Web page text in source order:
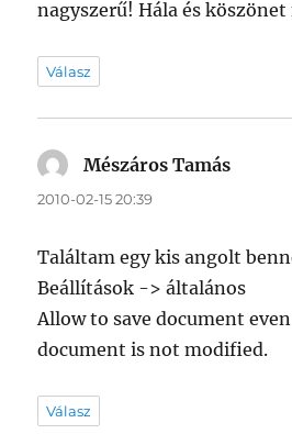
nagyszerű! Hála és
Válasz
Mészáros Tamás
2010-02-15 20:39
Találtam egy kis angolt
Beállítások -> általános
Allow to save document
document is not modified.
Válasz